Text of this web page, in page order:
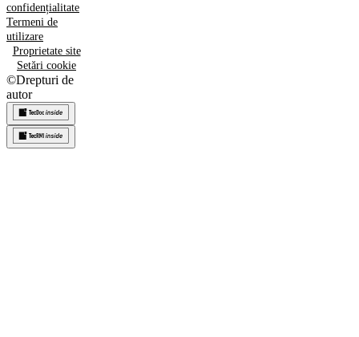
confidențialitate
Termeni de
utilizare
Proprietate site
Setări cookie
©Drepturi de
autor